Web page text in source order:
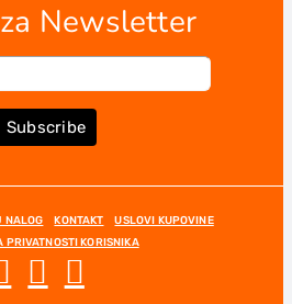
Newsletter
Subscribe
NALOG KONTAKT
USLOVI KUPOVINE
PRIVATNOSTI KORISNIKA